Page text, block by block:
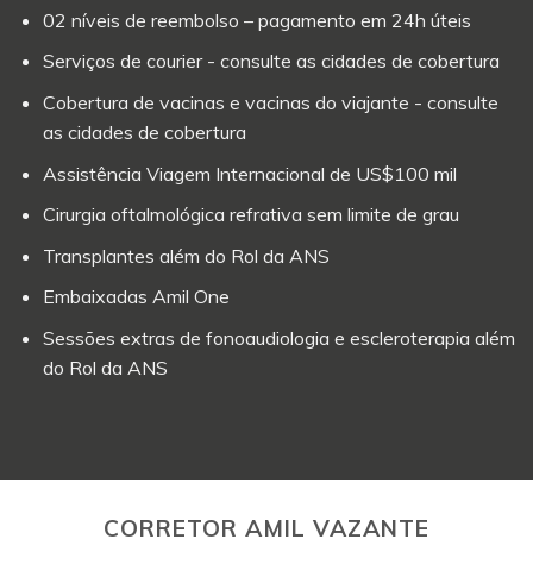
02 níveis de reembolso – pagamento em 24h úteis
Serviços de courier - consulte as cidades de cobertura
Cobertura de vacinas e vacinas do viajante - consulte
as cidades de cobertura
Assistência Viagem Internacional de US$100 mil
Cirurgia oftalmológica refrativa sem limite de grau
Transplantes além do Rol da ANS
Embaixadas Amil One
Sessões extras de fonoaudiologia e escleroterapia além
do Rol da ANS
CORRETOR AMIL VAZANTE